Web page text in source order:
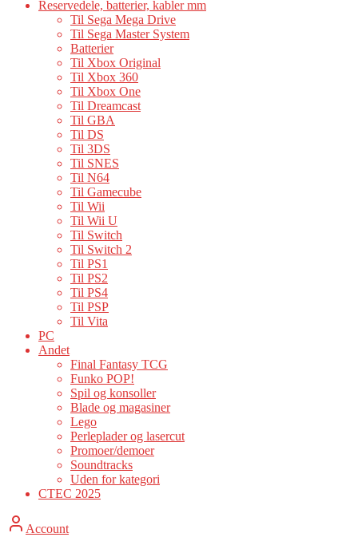
Reservedele, batterier, kabler mm
Til Sega Mega Drive
Til Sega Master System
Batterier
Til Xbox Original
Til Xbox 360
Til Xbox One
Til Dreamcast
Til GBA
Til DS
Til 3DS
Til SNES
Til N64
Til Gamecube
Til Wii
Til Wii U
Til Switch
Til Switch 2
Til PS1
Til PS2
Til PS4
Til PSP
Til Vita
PC
Andet
Final Fantasy TCG
Funko POP!
Spil og konsoller
Blade og magasiner
Lego
Perleplader og lasercut
Promoer/demoer
Soundtracks
Uden for kategori
CTEC 2025
Account